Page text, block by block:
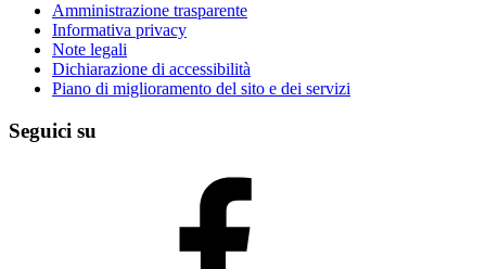
Amministrazione trasparente
Informativa privacy
Note legali
Dichiarazione di accessibilità
Piano di miglioramento del sito e dei servizi
Seguici su